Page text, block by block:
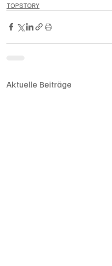
TOPSTORY
Aktuelle Beiträge